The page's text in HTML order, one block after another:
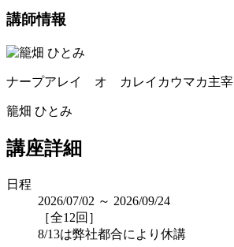
講師情報
ナープアレイ オ カレイカウマカ主宰
籠畑 ひとみ
講座詳細
日程
2026/07/02 ～ 2026/09/24
［全12回］
8/13は弊社都合により休講